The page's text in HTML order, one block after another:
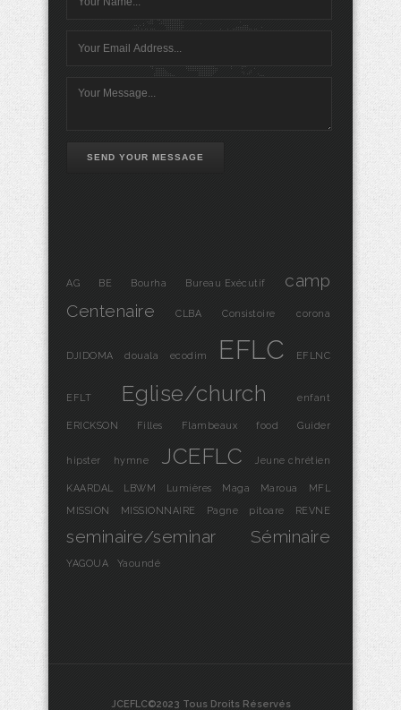
SEND YOUR MESSAGE
AG BE Bourha Bureau Exécutif
camp
Centenaire
CLBA Consistoire corona
DJIDOMA douala ecodim EFLC EFLNC
EFLT Eglise/church enfant
ERICKSON Filles Flambeaux food Guider
hipster hymne JCEFLC Jeune chrétien
KAARDAL LBWM Lumières Maga Maroua MFL
MISSION MISSIONNAIRE Pagne pitoare REVNE
seminaire/seminar Séminaire
YAGOUA Yaoundé
JCEFLC©2023 Tous Droits Réservés